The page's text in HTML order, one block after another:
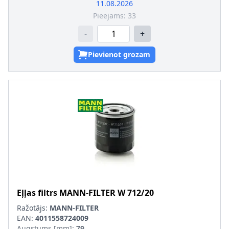
Blīvgredzena ārējais diametrs
71
11.08.2026
Pieejams: 33
- +
Pievienot grozam
Eļļas filtrs MANN-FILTERW 712/20
Ražotājs: MANN-FILTER
EAN: 4011558724009